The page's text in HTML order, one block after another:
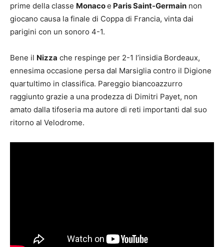
prime della classe Monacoe Paris Saint-Germain non
giocano causa la finale di Coppa di Francia, vinta dai
parigini con un sonoro 4-1.
Bene il Nizza che respinge per 2-1 l’insidia Bordeaux,
ennesima occasione persa dal Marsiglia contro il Digione
quartultimo in classifica. Pareggio biancoazzurro
raggiunto grazie a una prodezza di Dimitri Payet, non
amato dalla tifoseria ma autore di reti importanti dal suo
ritorno al Velodrome.